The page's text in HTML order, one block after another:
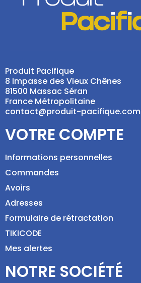
Produit Pacifique
8 Impasse des Vieux Chênes
81500 Massac Séran
France Métropolitaine
contact@produit-pacifique.com
VOTRE COMPTE
Informations personnelles
Commandes
Avoirs
Adresses
Formulaire de rétractation
TIKICODE
Mes alertes
NOTRE SOCIÉTÉ